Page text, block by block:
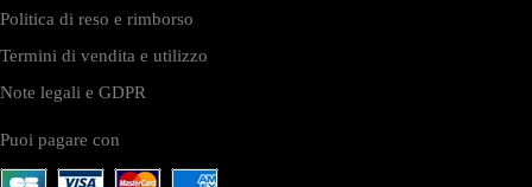
Politica di reso e rimborso
Termini di vendita e utilizzo
Note legali e GDPR
Puoi pagare con